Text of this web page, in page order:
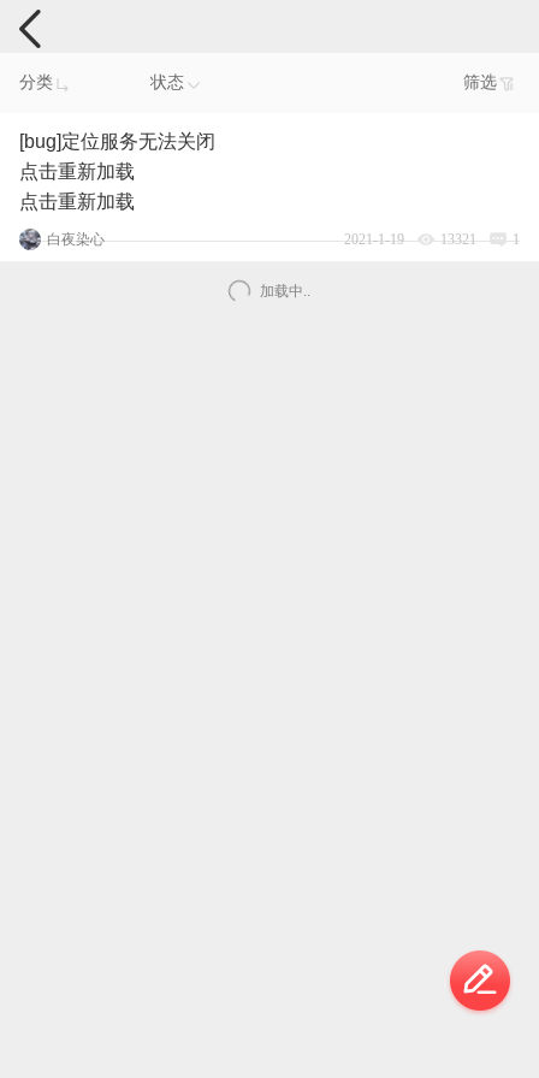
手机反馈
分类 状态 筛选
[bug]定位服务无法关闭
点击重新加载
点击重新加载
白夜染心 2021-1-19 13321 1
加载中..